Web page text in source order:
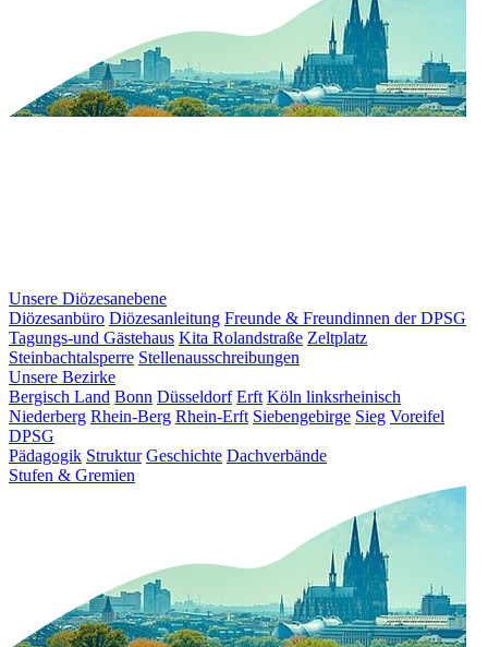
Unsere Diözesanebene
Diözesanbüro Diözesanleitung Freunde & Freundinnen der DPSG
Tagungs-und Gästehaus Kita Rolandstraße Zeltplatz
Steinbachtalsperre Stellenausschreibungen
Unsere Bezirke
Bergisch Land Bonn Düsseldorf Erft Köln linksrheinisch
Niederberg Rhein-Berg Rhein-Erft Siebengebirge Sieg Voreifel
DPSG
Pädagogik Struktur Geschichte Dachverbände
Stufen & Gremien